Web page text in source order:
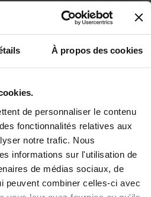
À propos des cookies
de personnaliser le contenu
fonctionnalités relatives aux
notre trafic. Nous
informations sur l'utilisation de
de médias sociaux, de
peuvent combiner celles-ci avec
& PayPal
130W
Détails